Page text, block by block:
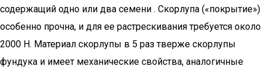
содержащий одно или два семени . Скорлупа («покрытие»)
особенно прочна, и для ее растрескивания требуется около
2000 Н. Материал скорлупы в 5 раз тверже скорлупы
фундука и имеет механические свойства, аналогичные